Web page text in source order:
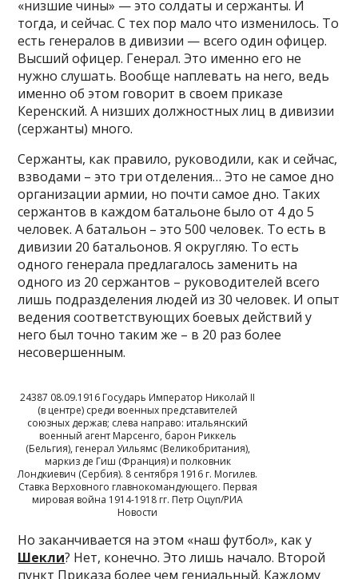
«низшие чины» — это солдаты и сержанты. И
тогда, и сейчас. С тех пор мало что изменилось. То
есть генералов в дивизии — всего один офицер.
Высший офицер. Генерал. Это именно его не
нужно слушать. Вообще наплевать на него, ведь
именно об этом говорит в своем приказе
Керенский. А низших должностных лиц в дивизии
(сержанты) много.
Сержанты, как правило, руководили, как и сейчас,
взводами – это три отделения… Это не самое дно
организации армии, но почти самое дно. Таких
сержантов в каждом батальоне было от 4 до 5
человек. А батальон – это 500 человек. То есть в
дивизии 20 батальонов. Я округляю. То есть
одного генерала предлагалось заменить на
одного из 20 сержантов – руководителей всего
лишь подразделения людей из 30 человек. И опыт
ведения соответствующих боевых действий у
него был точно таким же – в 20 раз более
несовершенным.
24387 08.09.1916 Государь Император Николай II
(в центре) среди военных представителей
союзных держав; слева направо: итальянский
военный агент Марсенго, барон Риккель
(Бельгия), генерал Уильямс (Великобритания),
маркиз де Гиш (Франция) и полковник
Лондкиевич (Сербия). 8 сентября 1916 г. Могилев.
Ставка Верховного главнокомандующего. Первая
мировая война 1914-1918 гг. Петр Оцуп/РИА
Новости
Но заканчивается на этом «наш футбол», как у
Шекли? Нет, конечно. Это лишь начало. Второй
пункт Приказа более чем гениальный. Каждому